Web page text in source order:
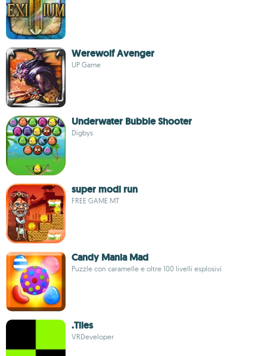
Werewolf Avenger
UP Game
Underwater Bubble Shooter
Digbys
super modi run
FREE GAME MT
Candy Mania Mad
Puzzle con caramelle e oltre 100 livelli esplosivi
.Tiles
VRDeveloper